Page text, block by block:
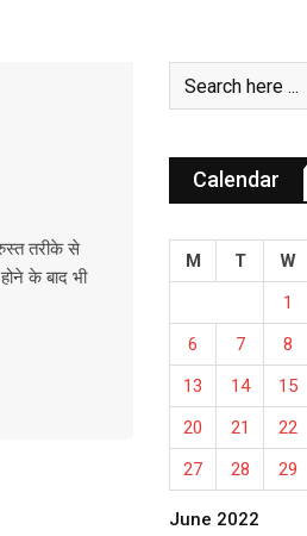
तरीके से
के बाद भी
Calendar
June 2022
M T W
1
6
7 8
13
14 15
20
21 22
27
28 29